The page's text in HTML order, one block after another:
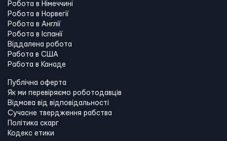
Робота в Німеччині
Робота в Норвегії
Робота в Англії
Робота в Іспанії
Віддалена робота
Работа в США
Работа в Канадe
Публічна оферта
Як ми перевіряємо роботодавців
Відмова від відповідальності
Сучасне твердження рабства
Політика скарг
Кодекс етики